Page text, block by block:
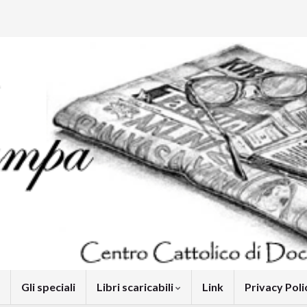
Gli speciali Libri scaricabili Link Privacy